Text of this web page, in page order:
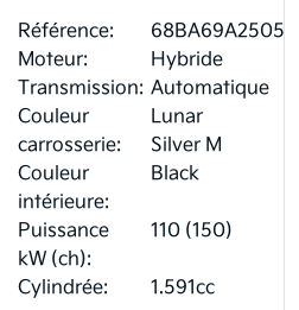
Référence:
68BA69A2505E4
Moteur:
Hybride
Transmission: Automatique
Couleur
carrosserie:
Lunar
Silver M
Couleur
intérieure:
Black
Puissance
kW (ch):
110 (150)
Cylindrée: 1.591cc